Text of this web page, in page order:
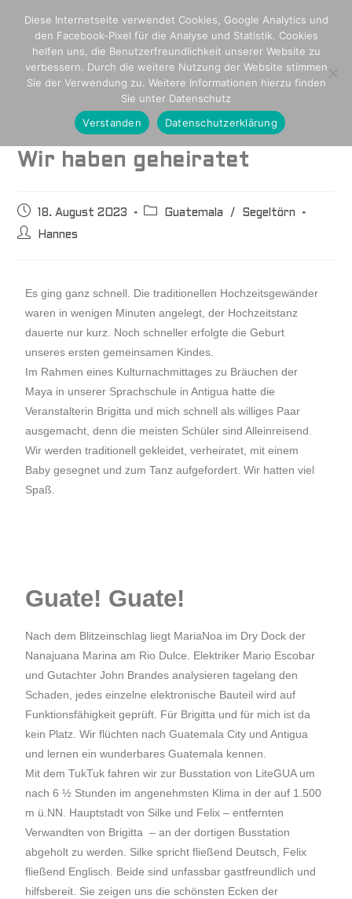
Wir haben geheiratet
18. August 2023 Guatemala / Segeltörn
Hannes
Es ging ganz schnell. Die traditionellen Hochzeitsgewänder
waren in wenigen Minuten angelegt, der Hochzeitstanz
dauerte nur kurz. Noch schneller erfolgte die Geburt
unseres ersten gemeinsamen Kindes.
Im Rahmen eines Kulturnachmittages zu Bräuchen der
Maya in unserer Sprachschule in Antigua hatte die
Veranstalterin Brigitta und mich schnell als williges Paar
ausgemacht, denn die meisten Schüler sind Alleinreisend.
Wir werden traditionell gekleidet, verheiratet, mit einem
Baby gesegnet und zum Tanz aufgefordert. Wir hatten viel
Spaß.
Guate! Guate!
Nach dem Blitzeinschlag liegt MariaNoa im Dry Dock der
Nanajuana Marina am Rio Dulce. Elektriker Mario Escobar
und Gutachter John Brandes analysieren tagelang den
Schaden, jedes einzelne elektronische Bauteil wird auf
Funktionsfähigkeit geprüft. Für Brigitta und für mich ist da
kein Platz. Wir flüchten nach Guatemala City und Antigua
und lernen ein wunderbares Guatemala kennen.
Mit dem TukTuk fahren wir zur Busstation von LiteGUA um
nach 6 ½ Stunden im angenehmsten Klima in der auf 1.500
m ü.NN. Hauptstadt von Silke und Felix – entfernten
Verwandten von Brigitta – an der dortigen Busstation
abgeholt zu werden. Silke spricht fließend Deutsch, Felix
fließend Englisch. Beide sind unfassbar gastfreundlich und
hilfsbereit. Sie zeigen uns die schönsten Ecken der
Diese Internetseite verwendet Cookies, Google Analytics und
den Facebook-Pixel für die Analyse und Statistik. Cookies
helfen uns, die Benutzerfreundlichkeit unserer Website zu
verbessern. Durch die weitere Nutzung der Website stimmen
Sie der Verwendung zu. Weitere Informationen hierzu finden
Sie unter Datenschutz
Verstanden
Datenschutzerklärung